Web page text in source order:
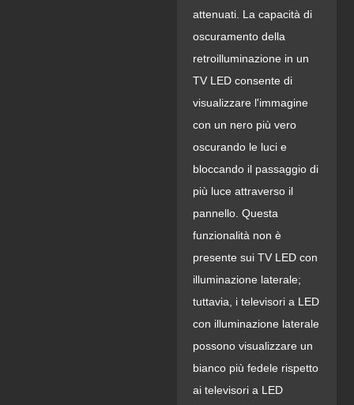
attenuati. La capacità di
oscuramento della
retroilluminazione in un
TV LED consente di
visualizzare l'immagine
con un nero più vero
oscurando le luci e
bloccando il passaggio di
più luce attraverso il
pannello. Questa
funzionalità non è
presente sui TV LED con
illuminazione laterale;
tuttavia, i televisori a LED
con illuminazione laterale
possono visualizzare un
bianco più fedele rispetto
ai televisori a LED